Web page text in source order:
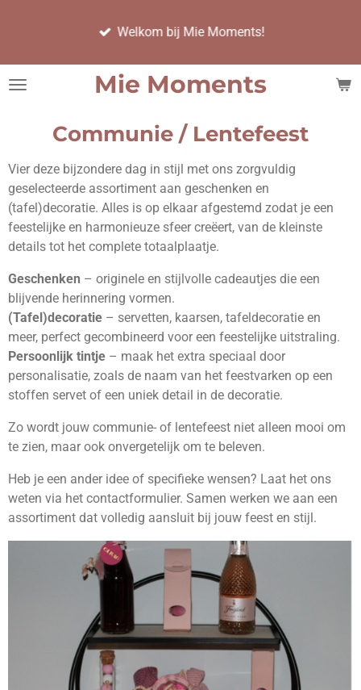
hoofdinhoud
Mie Moments
Welkom bij Mie Moments!
Communie / Lentefeest
Vier deze bijzondere dag in stijl met ons zorgvuldig
geselecteerde assortiment aan geschenken en
(tafel)decoratie. Alles is op elkaar afgestemd zodat je een
feestelijke en harmonieuze sfeer creëert, van de kleinste
details tot het complete totaalplaatje.
Geschenken – originele en stijlvolle cadeautjes die een
blijvende herinnering vormen.
(Tafel)decoratie – servetten, kaarsen, tafeldecoratie en
meer, perfect gecombineerd voor een feestelijke uitstraling.
Persoonlijk tintje – maak het extra speciaal door
personalisatie, zoals de naam van het feestvarken op een
stoffen servet of een uniek detail in de decoratie.
Zo wordt jouw communie- of lentefeest niet alleen mooi om
te zien, maar ook onvergetelijk om te beleven.
Heb je een ander idee of specifieke wensen? Laat het ons
weten via het contactformulier. Samen werken we aan een
assortiment dat volledig aansluit bij jouw feest en stijl.